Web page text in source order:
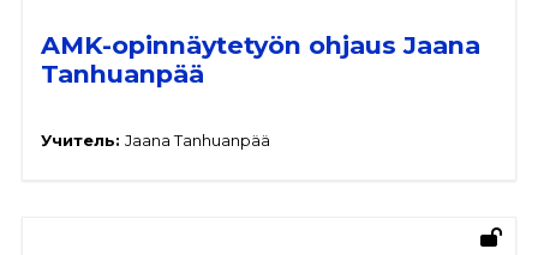
AMK-opinnäytetyön ohjaus Jaana
Tanhuanpää
Учитель: Jaana Tanhuanpää